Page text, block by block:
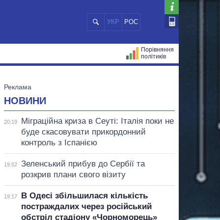
УКР РОС
Порівняння
політиків
НОВИНИ
20:19
Міграційна криза в Сеуті: Італія поки не
буде скасовувати прикордонний
контроль з Іспанією
19:52
Зеленський прибув до Сербії та
розкрив плани свого візиту
19:17
В Одесі збільшилася кількість
постраждалих через російський
обстріл стадіону «Чорноморець»